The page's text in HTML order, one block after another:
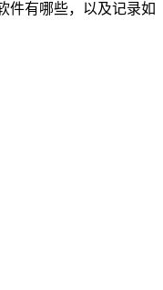
件有哪些，以及记录如